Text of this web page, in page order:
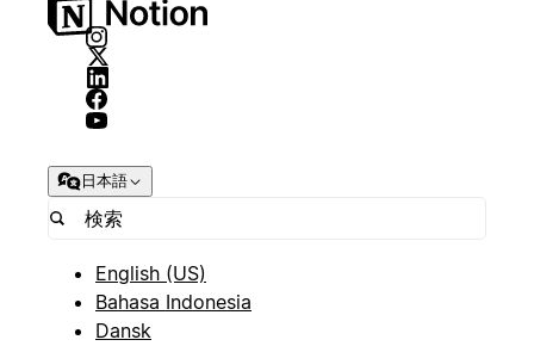
日本語
English (US)
Bahasa Indonesia
Dansk